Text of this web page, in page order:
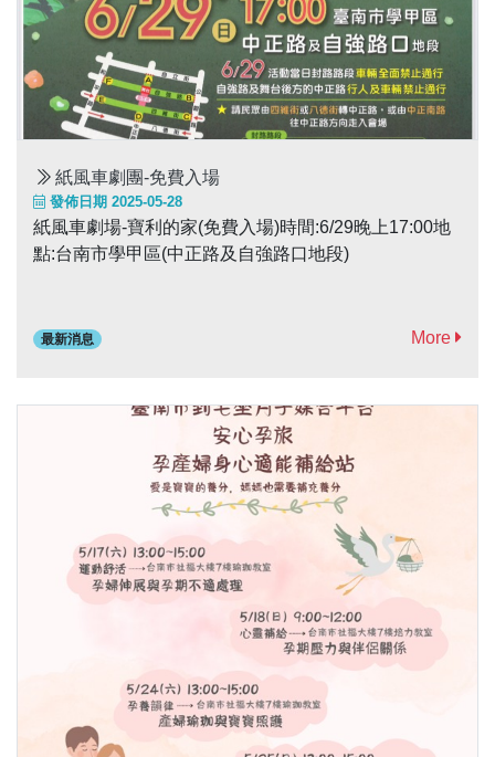
紙風車劇團-免費入場
發佈日期 2025-05-28
紙風車劇場-寶利的家(免費入場)時間:6/29晚上17:00地
點:台南市學甲區(中正路及自強路口地段)
最新消息 More